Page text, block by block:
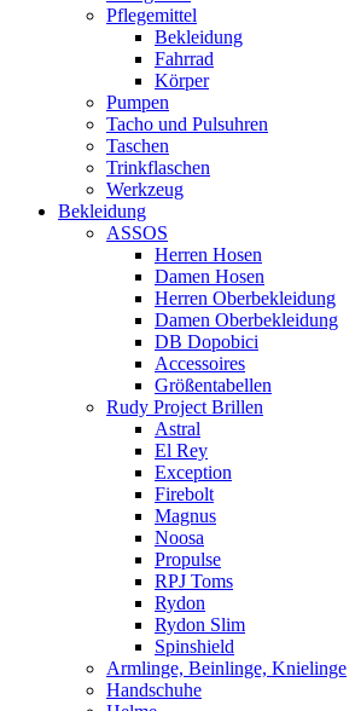
Pflegemittel
Bekleidung
Fahrrad
Körper
Pumpen
Tacho und Pulsuhren
Taschen
Trinkflaschen
Werkzeug
Bekleidung
ASSOS
Herren Hosen
Damen Hosen
Herren Oberbekleidung
Damen Oberbekleidung
DB Dopobici
Accessoires
Größentabellen
Rudy Project Brillen
Astral
El Rey
Exception
Firebolt
Magnus
Noosa
Propulse
RPJ Toms
Rydon
Rydon Slim
Spinshield
Armlinge, Beinlinge, Knielinge
Handschuhe